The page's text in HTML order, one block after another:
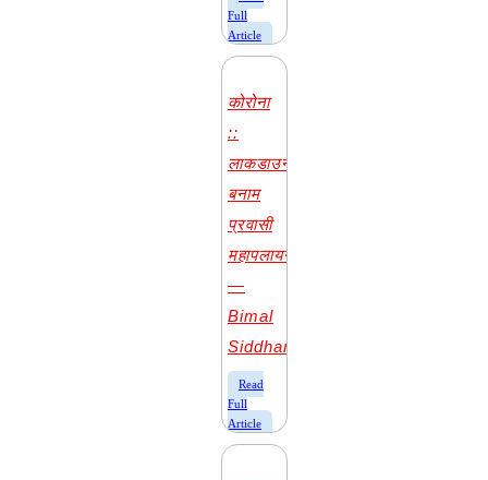
Full
Article
कोरोना
::
लाकडाउन
बनाम
प्रवासी
महापलायन
—
Bimal
Siddharth
​Read
Full
Article